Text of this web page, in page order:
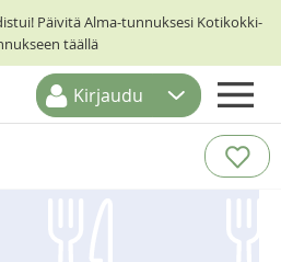
Päivitä Alma-tunnuksesi Kotikokki-
täällä
Kirjaudu